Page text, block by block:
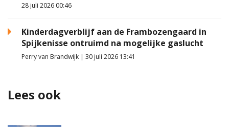
28 juli 2026 00:46
Kinderdagverblijf aan de Frambozengaard in
Spijkenisse ontruimd na mogelijke gaslucht
Perry van Brandwijk | 30 juli 2026 13:41
Lees ook